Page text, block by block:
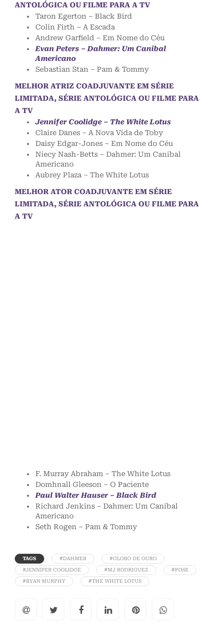
ANTOLÓGICA OU FILME PARA A TV
Taron Egerton – Black Bird
Colin Firth – A Escada
Andrew Garfield – Em Nome do Céu
Evan Peters – Dahmer: Um Canibal
Americano
Sebastian Stan – Pam & Tommy
MELHOR ATRIZ COADJUVANTE EM SÉRIE
LIMITADA, SÉRIE ANTOLÓGICA OU FILME PARA
A TV
Jennifer Coolidge – The White Lotus
Claire Danes – A Nova Vida de Toby
Daisy Edgar-Jones – Em Nome do Céu
Niecy Nash-Betts – Dahmer: Um Canibal
Americano
Aubrey Plaza – The White Lotus
MELHOR ATOR COADJUVANTE EM SÉRIE
LIMITADA, SÉRIE ANTOLÓGICA OU FILME PARA
A TV
F. Murray Abraham – The White Lotus
Domhnall Gleeson – O Paciente
Paul Walter Hauser – Black Bird
Richard Jenkins – Dahmer: Um Canibal
Americano
Seth Rogen – Pam & Tommy
TAGS #DAHMER #GLOBO DE OURO
#JENNIFER COOLIDGE #MJ RODRIGUEZ #POSE
#RYAN MURPHY #THE WHITE LOTUS